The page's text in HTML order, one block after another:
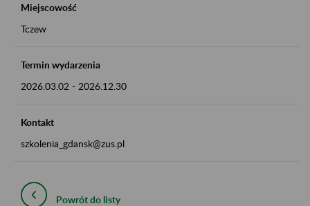
Miejscowość
Tczew
Termin wydarzenia
2026.03.02 - 2026.12.30
Kontakt
szkolenia_gdansk@zus.pl
Powrót do listy